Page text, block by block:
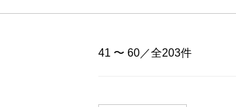
41 〜 60／全203件